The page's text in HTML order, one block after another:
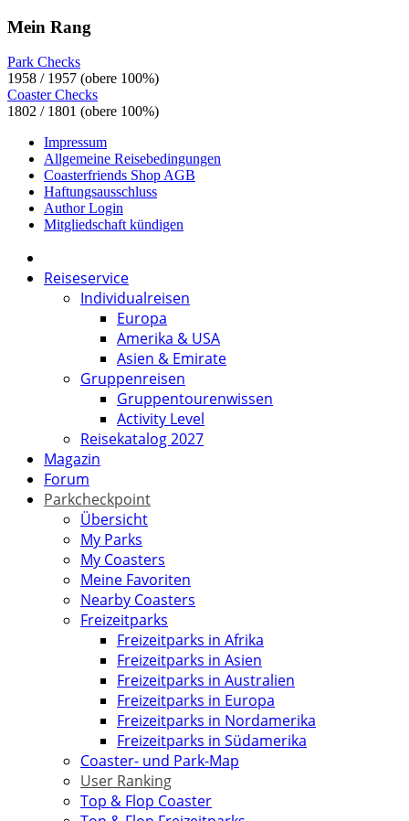
Mein Rang
Park Checks
1958 / 1957 (obere 100%)
Coaster Checks
1802 / 1801 (obere 100%)
Impressum
Allgemeine Reisebedingungen
Coasterfriends Shop AGB
Haftungsausschluss
Author Login
Mitgliedschaft kündigen
Reiseservice
Individualreisen
Europa
Amerika & USA
Asien & Emirate
Gruppenreisen
Gruppentourenwissen
Activity Level
Reisekatalog 2027
Magazin
Forum
Parkcheckpoint
Übersicht
My Parks
My Coasters
Meine Favoriten
Nearby Coasters
Freizeitparks
Freizeitparks in Afrika
Freizeitparks in Asien
Freizeitparks in Australien
Freizeitparks in Europa
Freizeitparks in Nordamerika
Freizeitparks in Südamerika
Coaster- und Park-Map
User Ranking
Top & Flop Coaster